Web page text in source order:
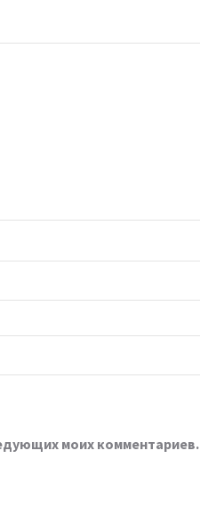
моих комментариев.